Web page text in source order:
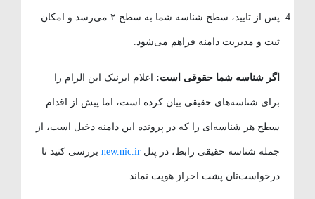
پس از تایید، سطح شناسه شما به سطح ۲ می‌رسد و امکان
ثبت و مدیریت دامنه فراهم می‌شود.
اگر شناسه شما حقوقی است:اعلام ایرنیک این الزام را
برای شناسه‌های حقیقی بیان کرده است، اما پیش از اقدام
سطح هر شناسه‌ای را که در پرونده این دامنه دخیل است، از
جمله شناسه حقیقی رابط، در پنلnew.nic.irبررسی کنید تا
درخواست‌تان پشت احراز هویت نماند.